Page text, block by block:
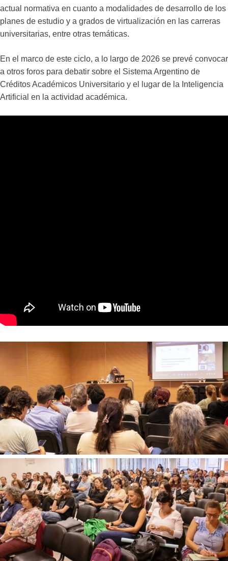
actual normativa en cuanto a modalidades de desarrollo de los
planes de estudio y a grados de virtualización en las carreras
universitarias, entre otras temáticas.
En el marco de este ciclo, a lo largo de 2026 se prevé convocar
a otros foros para debatir sobre el Sistema Argentino de
Créditos Académicos Universitario y el lugar de la Inteligencia
Artificial en la actividad académica.